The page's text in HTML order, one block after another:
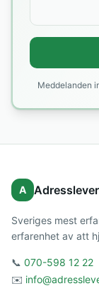
Meddelanden
A
Sveriges mest
erfarenhet av att
📞 070-598 12 22
✉️